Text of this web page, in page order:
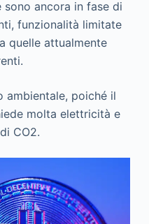
ancora in fase di
funzionalità limitate
quelle attualmente
ambientale, poiché il
molta elettricità e
CO2.